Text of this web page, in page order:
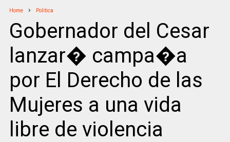
Home Politica
Gobernador del Cesar
lanzar� campa�a
por El Derecho de las
Mujeres a una vida
libre de violencia